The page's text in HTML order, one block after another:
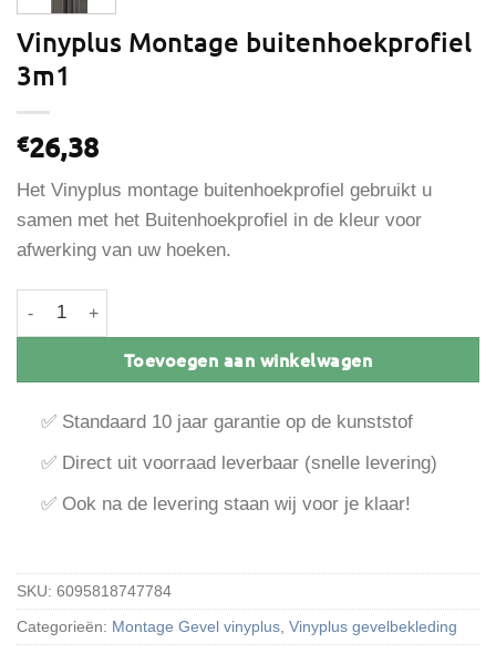
Vinyplus Montage buitenhoekprofiel
3m1
€26,38
Het Vinyplus montage buitenhoekprofiel gebruikt u
samen met het Buitenhoekprofiel in de kleur voor
afwerking van uw hoeken.
Vinyplus Montage buitenhoekprofiel 3m1 aantal
Toevoegen aan winkelwagen
✅ Standaard 10 jaar garantie op de kunststof
✅ Direct uit voorraad leverbaar (snelle levering)
✅ Ook na de levering staan wij voor je klaar!
SKU: 6095818747784
Categorieën: Montage Gevel vinyplus, Vinyplus gevelbekleding